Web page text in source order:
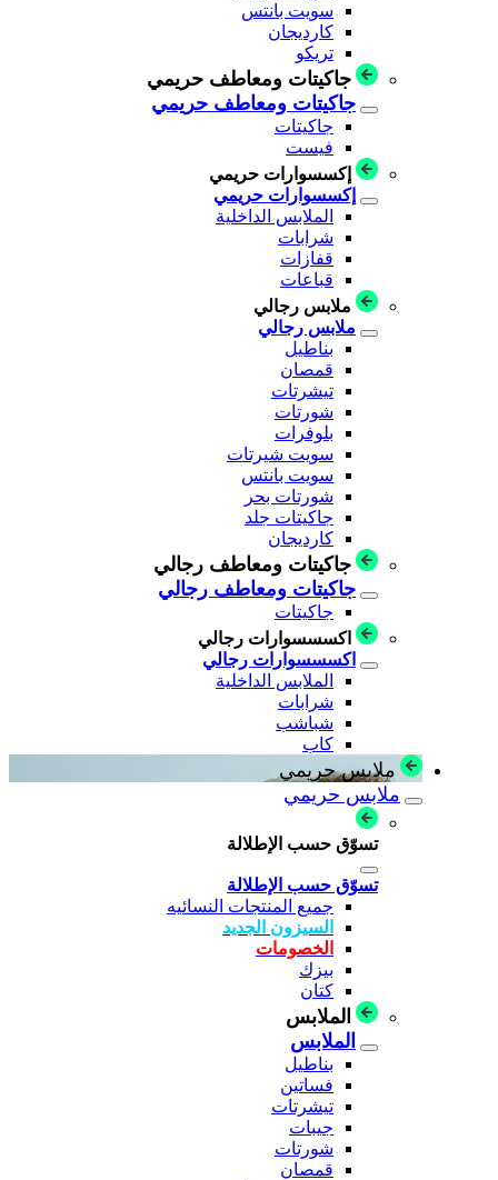
سويت بانتس
كارديجان
تريكو
جاكيتات ومعاطف حريمي
جاكيتات ومعاطف حريمي
جاكيتات
فيست
إكسسوارات حريمي
إكسسوارات حريمي
الملابس الداخلية
شرابات
قفازات
قباعات
ملابس رجالي
ملابس رجالي
بناطيل
قمصان
تيشرتات
شورتات
بلوفرات
سويت شيرتات
سويت بانتس
شورتات بحر
جاكيتات جلد
كارديجان
جاكيتات ومعاطف رجالي
جاكيتات ومعاطف رجالي
جاكيتات
اكسسسوارات رجالي
اكسسسوارات رجالي
الملابس الداخلية
شرابات
شباشب
كاب
ملابس حريمي
ملابس حريمي
تسوّق حسب الإطلالة
تسوّق حسب الإطلالة
جميع المنتجات النسائيه
السيزون الجديد
الخصومات
بيزك
كتان
الملابس
الملابس
بناطيل
فساتين
تيشرتات
جيبات
شورتات
قمصان